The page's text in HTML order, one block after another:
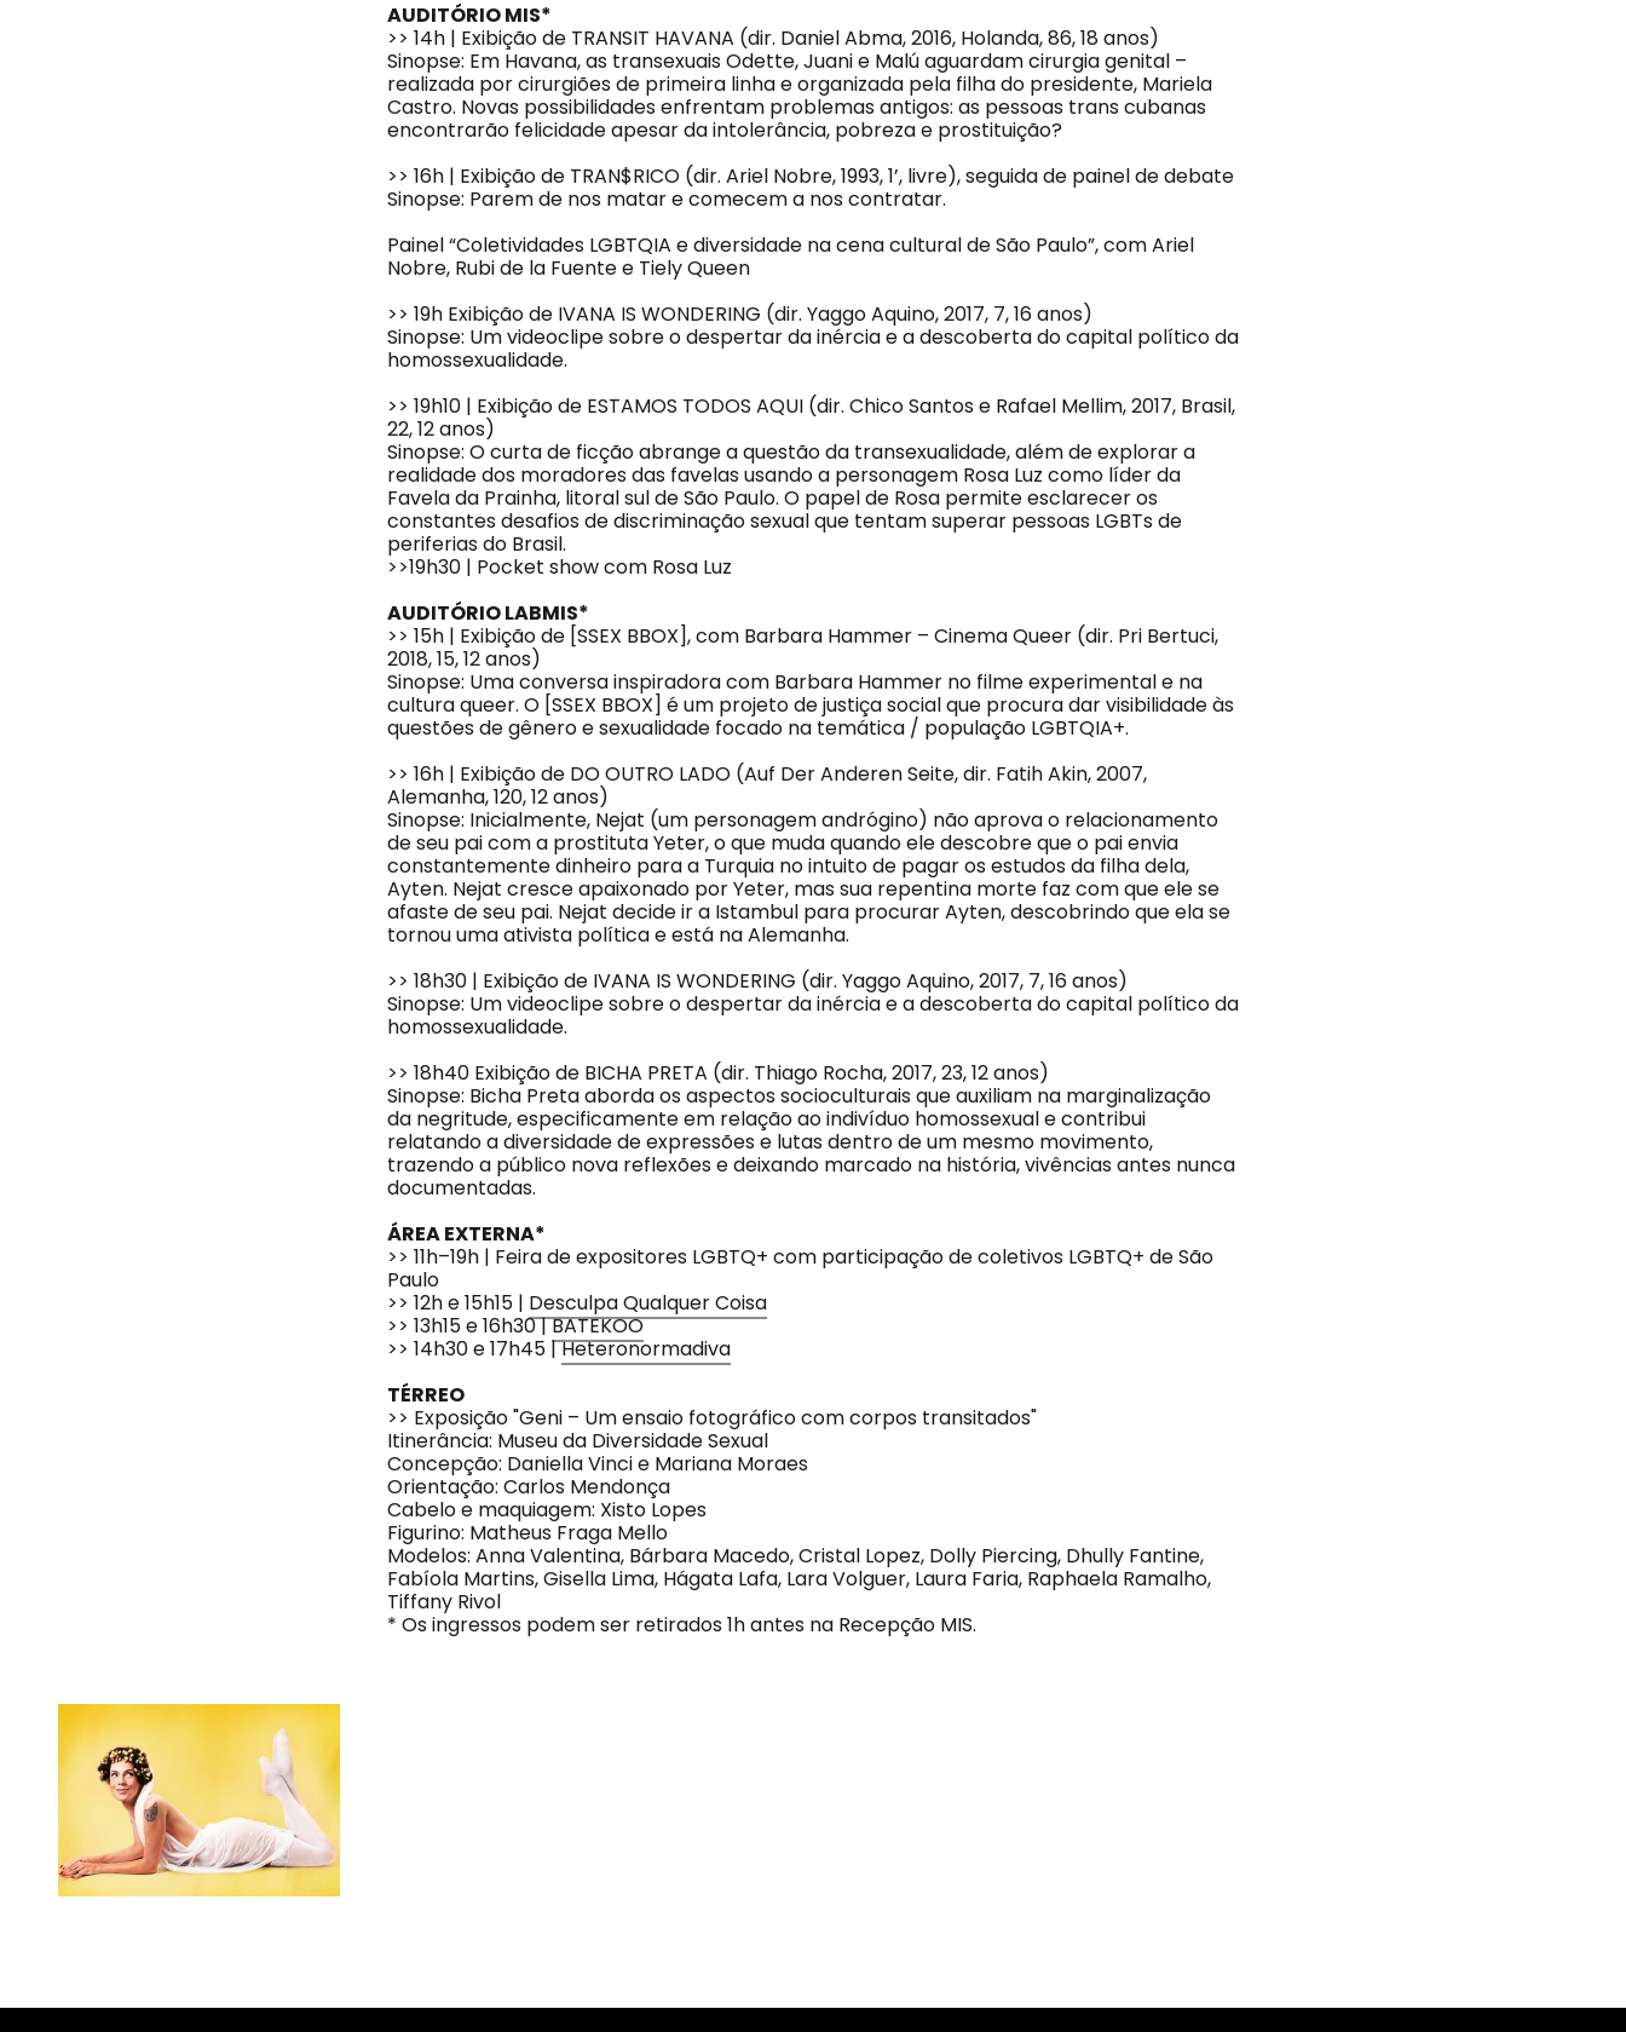
AUDITÓRIO MIS*
>> 14h | Exibição de TRANSIT HAVANA (dir. Daniel Abma, 2016, Holanda, 86, 18 anos)
Sinopse: Em Havana, as transexuais Odette, Juani e Malú aguardam cirurgia genital –
realizada por cirurgiões de primeira linha e organizada pela filha do presidente, Mariela
Castro. Novas possibilidades enfrentam problemas antigos: as pessoas trans cubanas
encontrarão felicidade apesar da intolerância, pobreza e prostituição?
>> 16h | Exibição de TRAN$RICO (dir. Ariel Nobre, 1993, 1’, livre), seguida de painel de debate
Sinopse: Parem de nos matar e comecem a nos contratar.
Painel “Coletividades LGBTQIA e diversidade na cena cultural de São Paulo”, com Ariel
Nobre, Rubi de la Fuente e Tiely Queen
>> 19h Exibição de IVANA IS WONDERING (dir. Yaggo Aquino, 2017, 7, 16 anos)
Sinopse: Um videoclipe sobre o despertar da inércia e a descoberta do capital político da
homossexualidade.
>> 19h10 | Exibição de ESTAMOS TODOS AQUI (dir. Chico Santos e Rafael Mellim, 2017, Brasil,
22, 12 anos)
Sinopse: O curta de ficção abrange a questão da transexualidade, além de explorar a
realidade dos moradores das favelas usando a personagem Rosa Luz como líder da
Favela da Prainha, litoral sul de São Paulo. O papel de Rosa permite esclarecer os
constantes desafios de discriminação sexual que tentam superar pessoas LGBTs de
periferias do Brasil.
>>19h30 | Pocket show com Rosa Luz
AUDITÓRIO LABMIS*
>> 15h | Exibição de [SSEX BBOX], com Barbara Hammer – Cinema Queer (dir. Pri Bertuci,
2018, 15, 12 anos)
Sinopse: Uma conversa inspiradora com Barbara Hammer no filme experimental e na
cultura queer. O [SSEX BBOX] é um projeto de justiça social que procura dar visibilidade às
questões de gênero e sexualidade focado na temática / população LGBTQIA+.
>> 16h | Exibição de DO OUTRO LADO (Auf Der Anderen Seite, dir. Fatih Akin, 2007,
Alemanha, 120, 12 anos)
Sinopse: Inicialmente, Nejat (um personagem andrógino) não aprova o relacionamento
de seu pai com a prostituta Yeter, o que muda quando ele descobre que o pai envia
constantemente dinheiro para a Turquia no intuito de pagar os estudos da filha dela,
Ayten. Nejat cresce apaixonado por Yeter, mas sua repentina morte faz com que ele se
afaste de seu pai. Nejat decide ir a Istambul para procurar Ayten, descobrindo que ela se
tornou uma ativista política e está na Alemanha.
>> 18h30 | Exibição de IVANA IS WONDERING (dir. Yaggo Aquino, 2017, 7, 16 anos)
Sinopse: Um videoclipe sobre o despertar da inércia e a descoberta do capital político da
homossexualidade.
>> 18h40 Exibição de BICHA PRETA (dir. Thiago Rocha, 2017, 23, 12 anos)
Sinopse: Bicha Preta aborda os aspectos socioculturais que auxiliam na marginalização
da negritude, especificamente em relação ao indivíduo homossexual e contribui
relatando a diversidade de expressões e lutas dentro de um mesmo movimento,
trazendo a público nova reflexões e deixando marcado na história, vivências antes nunca
documentadas.
ÁREA EXTERNA*
>> 11h–19h | Feira de expositores LGBTQ+ com participação de coletivos LGBTQ+ de São
Paulo
>> 12h e 15h15 | Desculpa Qualquer Coisa
>> 13h15 e 16h30 |BATEKOO
>> 14h30 e 17h45 |Heteronormadiva
TÉRREO
>> Exposição "Geni – Um ensaio fotográfico com corpos transitados"
Itinerância: Museu da Diversidade Sexual
Concepção: Daniella Vinci e Mariana Moraes
Orientação: Carlos Mendonça
Cabelo e maquiagem: Xisto Lopes
Figurino: Matheus Fraga Mello
Modelos: Anna Valentina, Bárbara Macedo, Cristal Lopez, Dolly Piercing, Dhully Fantine,
Fabíola Martins, Gisella Lima, Hágata Lafa, Lara Volguer, Laura Faria, Raphaela Ramalho,
Tiffany Rivol
* Os ingressos podem ser retirados 1h antes na Recepção MIS.